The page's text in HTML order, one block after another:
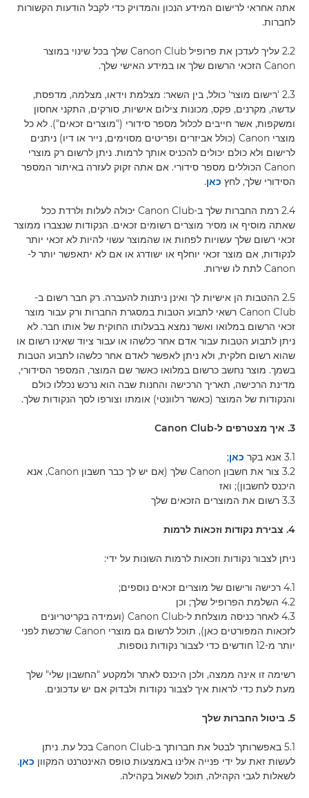
אתה אחראי לרישום המידע הנכון והמדויק כדי לקבל הודעות הקשורות
לחברות.
2.2 עליך לעדכן את פרופיל Canon Club שלך בכל שינוי במוצר
Canon הזכאי הרשום שלך או במידע האישי שלך.
2.3 'רישום מוצר' כולל, בין השאר: מצלמת וידאו, מצלמה, מדפסת,
עדשה, מקרנים, פקס, מכונות צילום אישיות, סורקים, התקני אחסון
ומשקפות, אשר חייבים לכלול מספר סידורי ("מוצרים זכאים"). לא כל
מוצרי Canon (כולל אביזרים ופריטים מסוימים, נייר או דיו) ניתנים
לרישום ולא כולם יכולים להכניס אותך לרמות. ניתן לרשום רק מוצרי
Canon הכוללים מספר סידורי. אם אתה זקוק לעזרה באיתור המספר
הסידורי שלך, לחץ כאן.
2.4 רמת החברות שלך ב-Canon Club יכולה לעלות ולרדת ככל
שאתה מוסיף או מסיר מוצרים רשומים זכאים. הנקודות שנצברו ממוצר
זכאי רשום שלך עשויות לפחות או שהמוצר עשוי להיות לא זכאי יותר
לנקודות, אם מוצר זכאי יוחלף או ישודרג או אם לא יתאפשר יותר ל-
Canon לתת לו שירות.
2.5 ההטבות הן אישיות לך ואינן ניתנות להעברה. רק חבר רשום ב-
Canon Club רשאי לתבוע הטבות במסגרת החברות ורק עבור מוצר
זכאי הרשום במלואו ואשר נמצא בבעלותו החוקית של אותו חבר. לא
ניתן לתבוע הטבות עבור אדם אחר כלשהו או עבור ציוד שאינו רשום או
שהוא רשום חלקית, ולא ניתן לאפשר לאדם אחר כלשהו לתבוע הטבות
בשמך. מוצר נחשב כרשום במלואו כאשר שם המוצר, המספר הסידורי,
מדינת הרכישה, תאריך הרכישה והחנות שבה הוא נרכש נכללו כולם
והנקודות של המוצר (כאשר רלוונטי) אומתו וצורפו לסך הנקודות שלך.
3. איך מצטרפים ל-Canon Club
3.1 אנא בקר כאן;
3.2 צור את חשבון Canon שלך (אם יש לך כבר חשבון Canon, אנא
היכנס לחשבון); ואז
3.3 רשום את המוצרים הזכאים שלך
4. צבירת נקודות וזכאות לרמות
ניתן לצבור נקודות וזכאות לרמות השונות על ידי:
4.1 רכישה ורישום של מוצרים זכאים נוספים;
4.2 השלמת הפרופיל שלך; וכן
4.3 לאחר כניסה מוצלחת ל-Canon Club (ועמידה בקריטריונים
לזכאות המפורטים כאן), תוכל לרשום גם מוצרי Canon שרכשת לפני
יותר מ-12 חודשים כדי לצבור נקודות נוספות.
רשימה זו אינה ממצה, ולכן היכנס לאתר ולמקטע "החשבון שלי" שלך
מעת לעת כדי לראות איך לצבור נקודות ולבדוק אם יש עדכונים.
5. ביטול החברות שלך
5.1 באפשרותך לבטל את חברותך ב-Canon Club בכל עת. ניתן
לעשות זאת על ידי פנייה אלינו באמצעות טופס האינטרנט המקוון כאן.
לשאלות לגבי הקהילה, תוכל לשאול בקהילה.